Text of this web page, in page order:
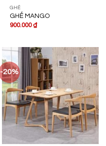
GHẾ
GHẾ MANGO
900.000₫
-20%